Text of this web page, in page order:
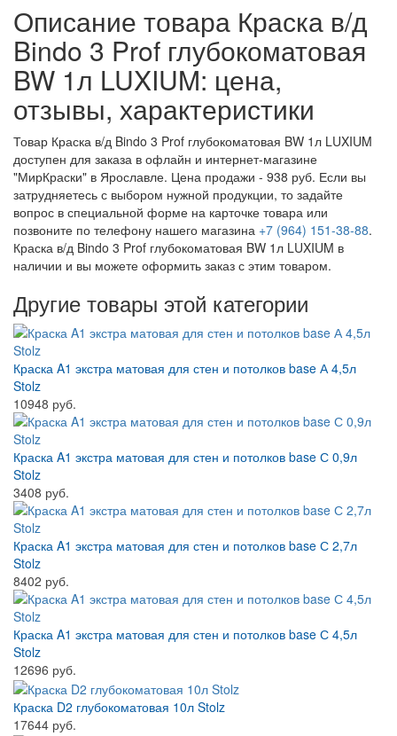
Описание товара Краска в/д
Bindo 3 Prof глубокоматовая
BW 1л LUXIUM: цена,
отзывы, характеристики
Товар Краска в/д Bindo 3 Prof глубокоматовая BW 1л LUXIUM
доступен для заказа в офлайн и интернет-магазине
"МирКраски" в Ярославле. Цена продажи - 938 руб. Если вы
затрудняетесь с выбором нужной продукции, то задайте
вопрос в специальной форме на карточке товара или
позвоните по телефону нашего магазина +7 (964) 151-38-88.
Краска в/д Bindo 3 Prof глубокоматовая BW 1л LUXIUM в
наличии и вы можете оформить заказ с этим товаром.
Другие товары этой категории
Краска A1 экстра матовая для стен и потолков base А 4,5л
Stolz
10948 руб.
Краска A1 экстра матовая для стен и потолков base С 0,9л
Stolz
3408 руб.
Краска A1 экстра матовая для стен и потолков base С 2,7л
Stolz
8402 руб.
Краска A1 экстра матовая для стен и потолков base С 4,5л
Stolz
12696 руб.
Краска D2 глубокоматовая 10л Stolz
17644 руб.